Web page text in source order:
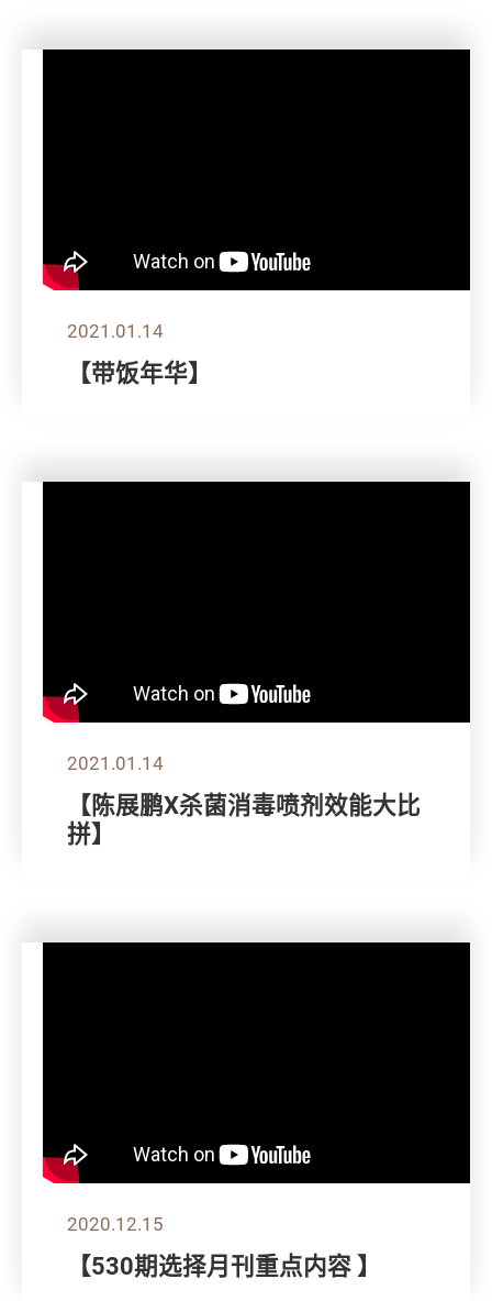
2021.01.14
【带饭年华】
2021.01.14
【陈展鹏X杀菌消毒喷剂效能大比
拼】
2020.12.15
【530期选择月刊重点内容 】